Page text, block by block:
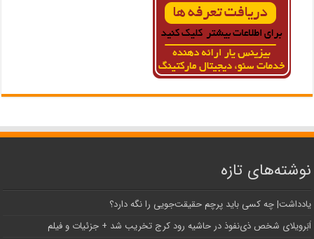
نوشته‌های تازه
یادداشت| ‌چه کسی باید پرچم حقیقت‌جویی را نگه دارد؟
اَبَر‌ویلای شخص ذی‌نفوذ در حاشیه‌ رود کرج تخریب شد + جزئیات و فیلم